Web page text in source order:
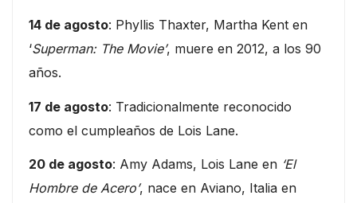
14 de agosto: Phyllis Thaxter, Martha Kent en
‘Superman: The Movie’, muere en 2012, a los 90
años.
17 de agosto: Tradicionalmente reconocido
como el cumpleaños de Lois Lane.
20 de agosto: Amy Adams, Lois Lane en ‘El
Hombre de Acero’, nace en Aviano, Italia en